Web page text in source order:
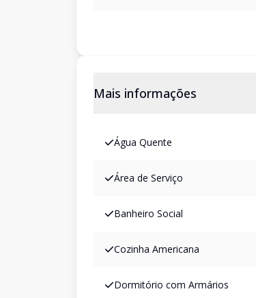
Mais informações
Água Quente
Área de Serviço
Banheiro Social
Cozinha Americana
Dormitório com Armários